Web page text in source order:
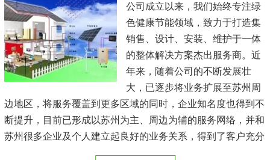
公司成立以来，我们始终专注绿
色健康节能领域，致力于打造集
销售、设计、安装、维护于一体
的整体解决方案杰出服务商。近
年来，随着公司的不断发展壮
大，已逐步将业务扩展至苏州周
边地区，将服务覆盖到更多区域的同时，企业知名度也得到不
断提升，目前已形成以苏州为主、周边为辅的服务网络，并和
苏州很多企业及个人建立起良好的业务关系，得到了客户充分